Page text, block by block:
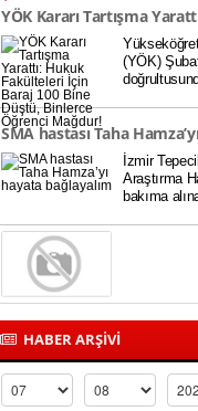
YÖK Kararı Tartışma
Fakülteleri İçin Baraj 100
Binlerce Öğrenci Mağdur!
(YÖK)
SMA hastası Taha
bağlayalım
İzmir
Araştırma
bakıma
HABER ARŞİVİ